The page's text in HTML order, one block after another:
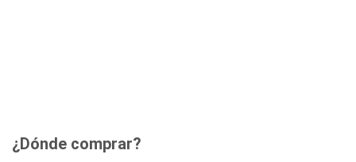
¿Dónde comprar?